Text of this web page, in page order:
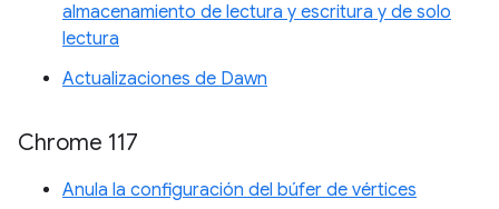
almacenamiento de lectura y escritura y de solo
lectura
Actualizaciones de Dawn
Chrome 117
Anula la configuración del búfer de vértices